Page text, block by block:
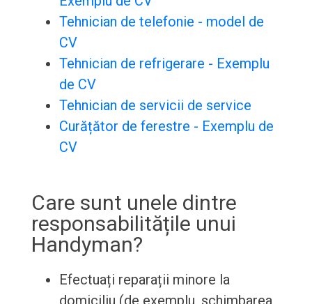
Tehnician de telefonie - model de
CV
Tehnician de refrigerare - Exemplu
de CV
Tehnician de servicii de service
Curățător de ferestre - Exemplu de
CV
Care sunt unele dintre
responsabilitățile unui
Handyman?
Efectuați reparații minore la
domiciliu (de exemplu, schimbarea